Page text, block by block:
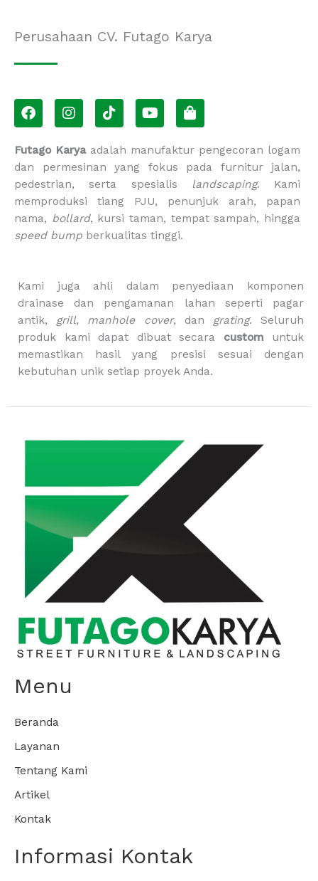
Perusahaan CV. Futago Karya
F
a
e
b
o
o
k
I
n
t
a
g
r
a
m
T
i
t
o
k
Y
o
t
u
b
e
S
h
p
p
i
n
g
-
Futago Karyaadalah manufaktur pengecoran logam
dan permesinan yang fokus pada furnitur jalan,
pedestrian, serta spesialis landscaping. Kami
memproduksi tiang PJU, penunjuk arah, papan
nama, bollard, kursi taman, tempat sampah, hingga
speed bump berkualitas tinggi.
Kami juga ahli dalam penyediaan komponen
drainase dan pengamanan lahan seperti pagar
antik, grill, manhole cover, dan grating. Seluruh
produk kami dapat dibuat secara custom untuk
memastikan hasil yang presisi sesuai dengan
kebutuhan unik setiap proyek Anda.
Menu
Beranda
Layanan
Tentang Kami
Artikel
Kontak
Informasi Kontak